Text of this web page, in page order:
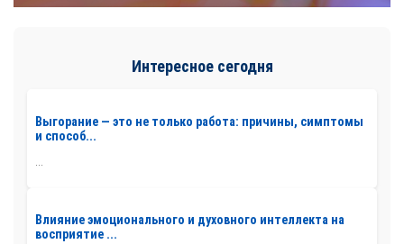
Интересное сегодня
Выгорание — это не только работа: причины, симптомы
и способ...
Влияние эмоционального и духовного интеллекта на
восприятие ...